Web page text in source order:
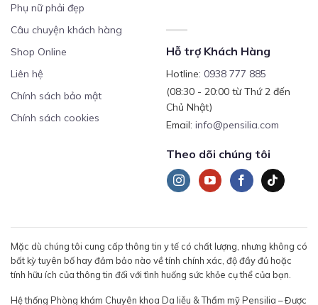
Phụ nữ phải đẹp
Câu chuyện khách hàng
Shop Online
Liên hệ
Chính sách bảo mật
Chính sách cookies
Hỗ trợ Khách Hàng
Hotline: 0938 777 885
(08:30 - 20:00 từ Thứ 2 đến
Chủ Nhật)
Email: info@pensilia.com
Theo dõi chúng tôi
Mặc dù chúng tôi cung cấp thông tin y tế có chất lượng, nhưng không có
bất kỳ tuyên bố hay đảm bảo nào về tính chính xác, độ đầy đủ hoặc
tính hữu ích của thông tin đối với tình huống sức khỏe cụ thể của bạn.
Hệ thống Phòng khám Chuyên khoa Da liễu & Thẩm mỹ Pensilia – Được